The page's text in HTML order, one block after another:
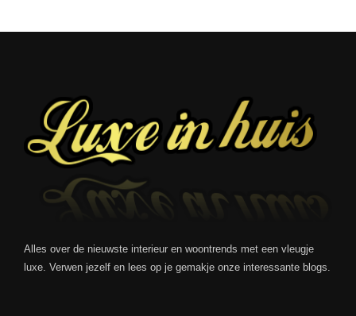
Alles over de nieuwste interieur en woontrends met een vleugje
luxe. Verwen jezelf en lees op je gemakje onze interessante blogs.